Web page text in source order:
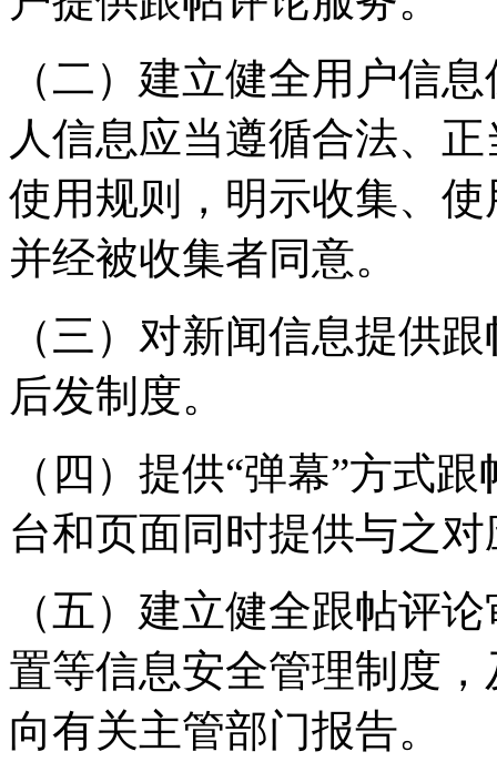
（二）建立健全用户信
人信息应当遵循合法、
使用规则，明示收集、
并经被收集者同意。
（三）对新闻信息提供
后发制度。
（四）提供“弹幕”方式
台和页面同时提供与之
（五）建立健全跟帖评
置等信息安全管理制度
向有关主管部门报告。